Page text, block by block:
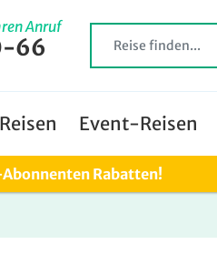
Anruf
66
Event-Reisen
Rabatten!